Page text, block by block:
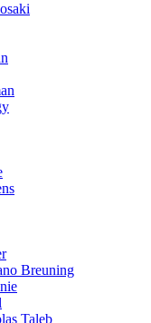
Breuning
Taleb